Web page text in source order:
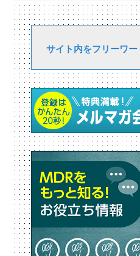
サイト内をフリーワー